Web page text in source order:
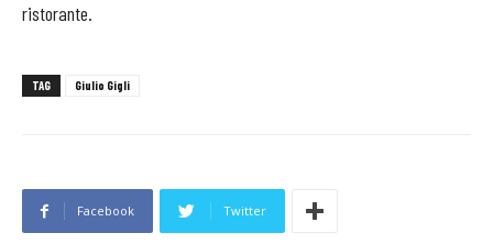
ristorante.
TAG Giulio Gigli
Facebook Twitter